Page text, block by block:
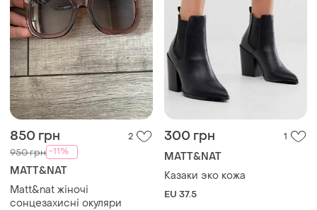
850 грн 2
950 грн -11%
MATT&NAT
Matt&nat жіночі
сонцезахисні окуляри
300 грн 1
MATT&NAT
Казаки эко кожа
EU 37.5